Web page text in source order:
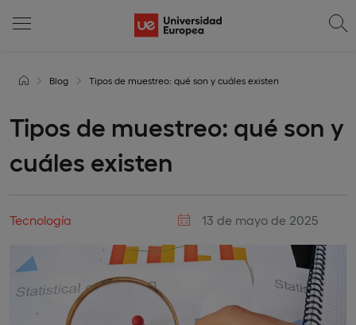
Blog Tipos de muestreo: qué son y cuáles existen
Tipos de muestreo: qué son y
cuáles existen
Tecnología 13 de mayo de 2025